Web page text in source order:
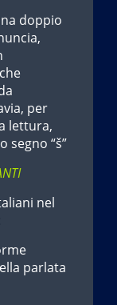
doppio
per
lettura,
segno “š”
nel
parlata